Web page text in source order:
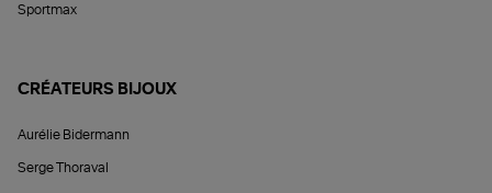
Sportmax
CRÉATEURS BIJOUX
Aurélie Bidermann
Serge Thoraval